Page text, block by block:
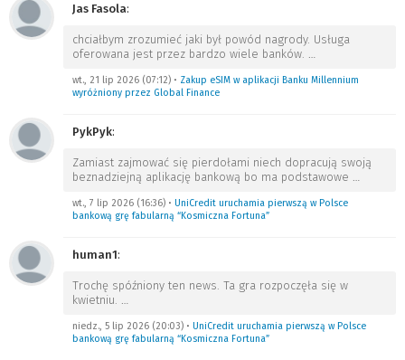
Jas Fasola:
chciałbym zrozumieć jaki był powód nagrody. Usługa
oferowana jest przez bardzo wiele banków. …
wt., 21 lip 2026 (07:12) • Zakup eSIM w aplikacji Banku Millennium
wyróżniony przez Global Finance
PykPyk:
Zamiast zajmować się pierdołami niech dopracują swoją
beznadziejną aplikację bankową bo ma podstawowe …
wt., 7 lip 2026 (16:36) • UniCredit uruchamia pierwszą w Polsce
bankową grę fabularną “Kosmiczna Fortuna”
human1:
Trochę spóźniony ten news. Ta gra rozpoczęła się w
kwietniu. …
niedz., 5 lip 2026 (20:03) • UniCredit uruchamia pierwszą w Polsce
bankową grę fabularną “Kosmiczna Fortuna”